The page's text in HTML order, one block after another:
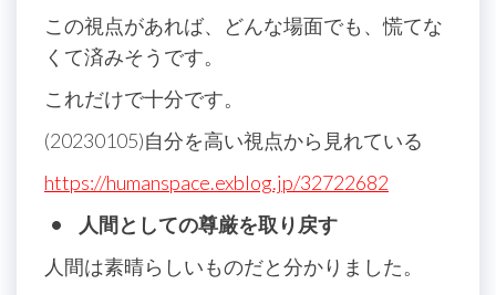
この視点があれば、どんな場面でも、慌てな
くて済みそうです。
これだけで十分です。
(20230105)自分を高い視点から見れている
https://humanspace.exblog.jp/32722682
• 人間としての尊厳を取り戻す
人間は素晴らしいものだと分かりました。